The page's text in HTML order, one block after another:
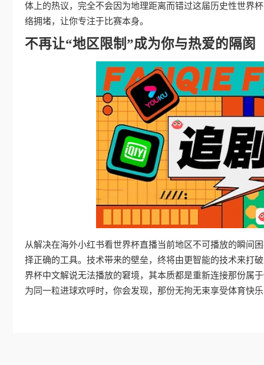
体上的热议，完全不会因为地理距离而错过这届历史性世界
络拥堵，让你专注于比赛本身。
不再让“地区限制”成为你与热爱的隔阂
从解决在海外小红书看世界杯直播当前地区不可播放的瞬间
择正确的工具。技术带来的壁垒，终将由更智能的技术来打
界杯中文解说无法播放的窘境，其本质都是重新连接那份属
为同一粒进球欢呼时，你会发现，那份无拘无束享受体育快